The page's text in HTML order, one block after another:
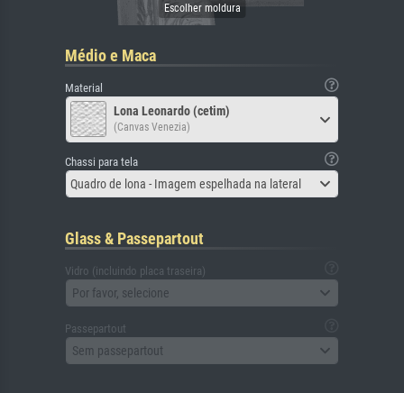
Médio e Maca
Material
Lona Leonardo (cetim)
(Canvas Venezia)
Chassi para tela
Quadro de lona - Imagem espelhada na lateral
Glass & Passepartout
Vidro (incluindo placa traseira)
Por favor, selecione
Passepartout
Sem passepartout